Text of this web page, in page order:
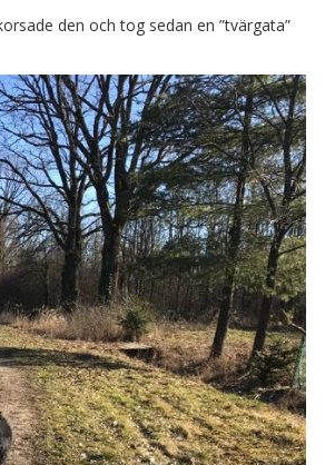
den och tog sedan en ”tvärgata”